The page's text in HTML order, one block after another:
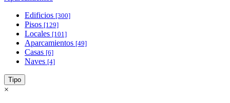
Edificios [300]
Pisos [129]
Locales [101]
Aparcamientos [49]
Casas [6]
Naves [4]
Tipo
×